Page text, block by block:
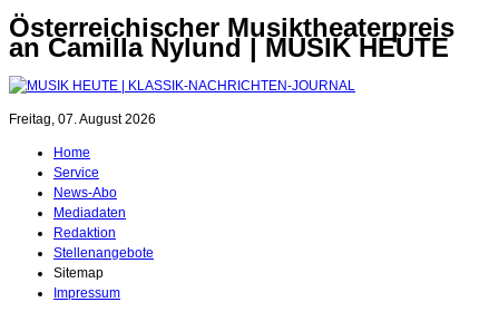
Österreichischer Musiktheaterpreis
an Camilla Nylund | MUSIK HEUTE
Freitag, 07. August 2026
Home
Service
News-Abo
Mediadaten
Redaktion
Stellenangebote
Sitemap
Impressum